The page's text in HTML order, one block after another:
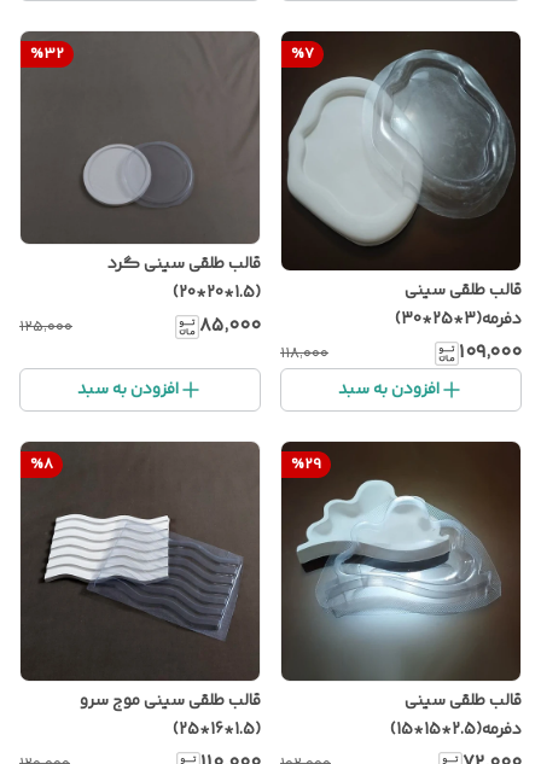
%7
قالب طلقی سینی
دفرمه(3*25*30)
۱۰۹٬۰۰۰ ۱۱۸٬۰۰۰
افزودن به سبد
%32
قالب طلقی سینی گرد
(1.5*20*20)
۸۵٬۰۰۰ ۱۲۵٬۰۰۰
افزودن به سبد
%29
قالب طلقی سینی
دفرمه(2.5*15*15)
%8
قالب طلقی سینی موج سرو
(1.5*16*25)